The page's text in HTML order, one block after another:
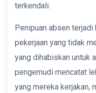
terkendali.
Penipuan absen
pekerjaan yang tidak
yang dihabiskan untuk
pengemudi mencatat
yang mereka kerjakan,